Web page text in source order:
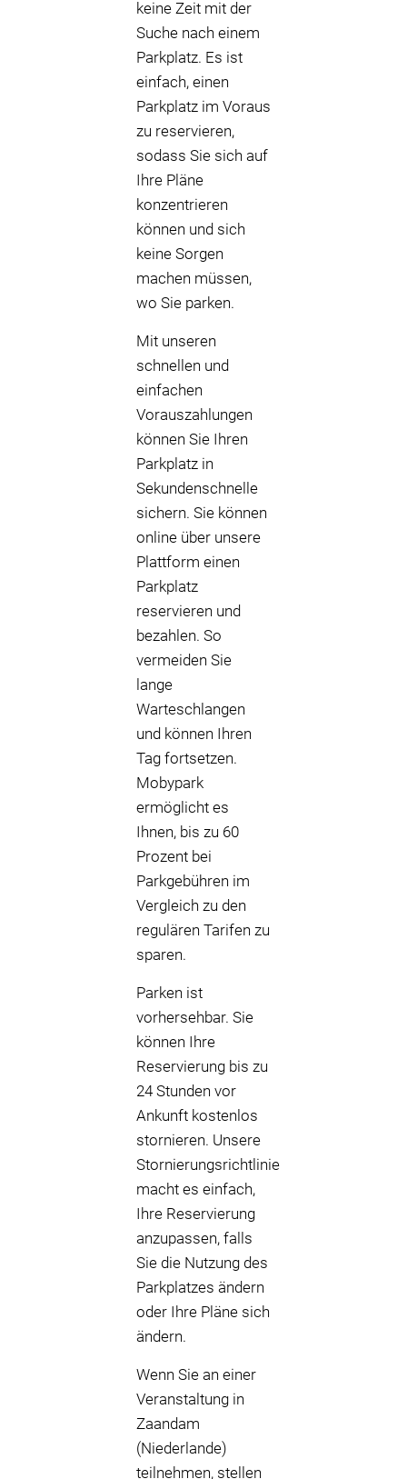
keine Zeit mit der
Suche nach einem
Parkplatz. Es ist
einfach, einen
Parkplatz im Voraus
zu reservieren,
sodass Sie sich auf
Ihre Pläne
konzentrieren
können und sich
keine Sorgen
machen müssen,
wo Sie parken.
Mit unseren
schnellen und
einfachen
Vorauszahlungen
können Sie Ihren
Parkplatz in
Sekundenschnelle
sichern. Sie können
online über unsere
Plattform einen
Parkplatz
reservieren und
bezahlen. So
vermeiden Sie
lange
Warteschlangen
und können Ihren
Tag fortsetzen.
Mobypark
ermöglicht es
Ihnen, bis zu 60
Prozent bei
Parkgebühren im
Vergleich zu den
regulären Tarifen zu
sparen.
Parken ist
vorhersehbar. Sie
können Ihre
Reservierung bis zu
24 Stunden vor
Ankunft kostenlos
stornieren. Unsere
Stornierungsrichtlinie
macht es einfach,
Ihre Reservierung
anzupassen, falls
Sie die Nutzung des
Parkplatzes ändern
oder Ihre Pläne sich
ändern.
Wenn Sie an einer
Veranstaltung in
Zaandam
(Niederlande)
teilnehmen, stellen